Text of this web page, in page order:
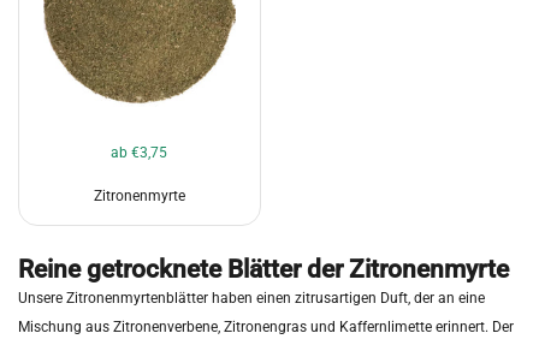
ab €3,75
Zitronenmyrte
Reine getrocknete Blätter der Zitronenmyrte
Unsere Zitronenmyrtenblätter haben einen zitrusartigen Duft, der an eine
Mischung aus Zitronenverbene, Zitronengras und Kaffernlimette erinnert. Der